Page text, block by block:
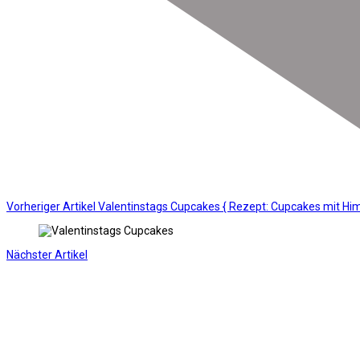
Vorheriger Artikel Valentinstags Cupcakes { Rezept: Cupcakes mit
Nächster Artikel